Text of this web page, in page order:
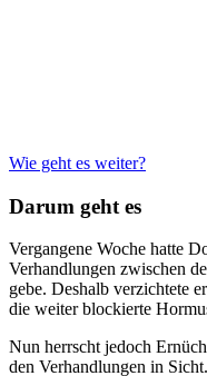
Wie geht es weiter?
Darum geht es
Vergangene Woche hatte
Verhandlungen zwischen
gebe. Deshalb verzichtete
die weiter blockierte
Nun herrscht jedoch
den Verhandlungen in